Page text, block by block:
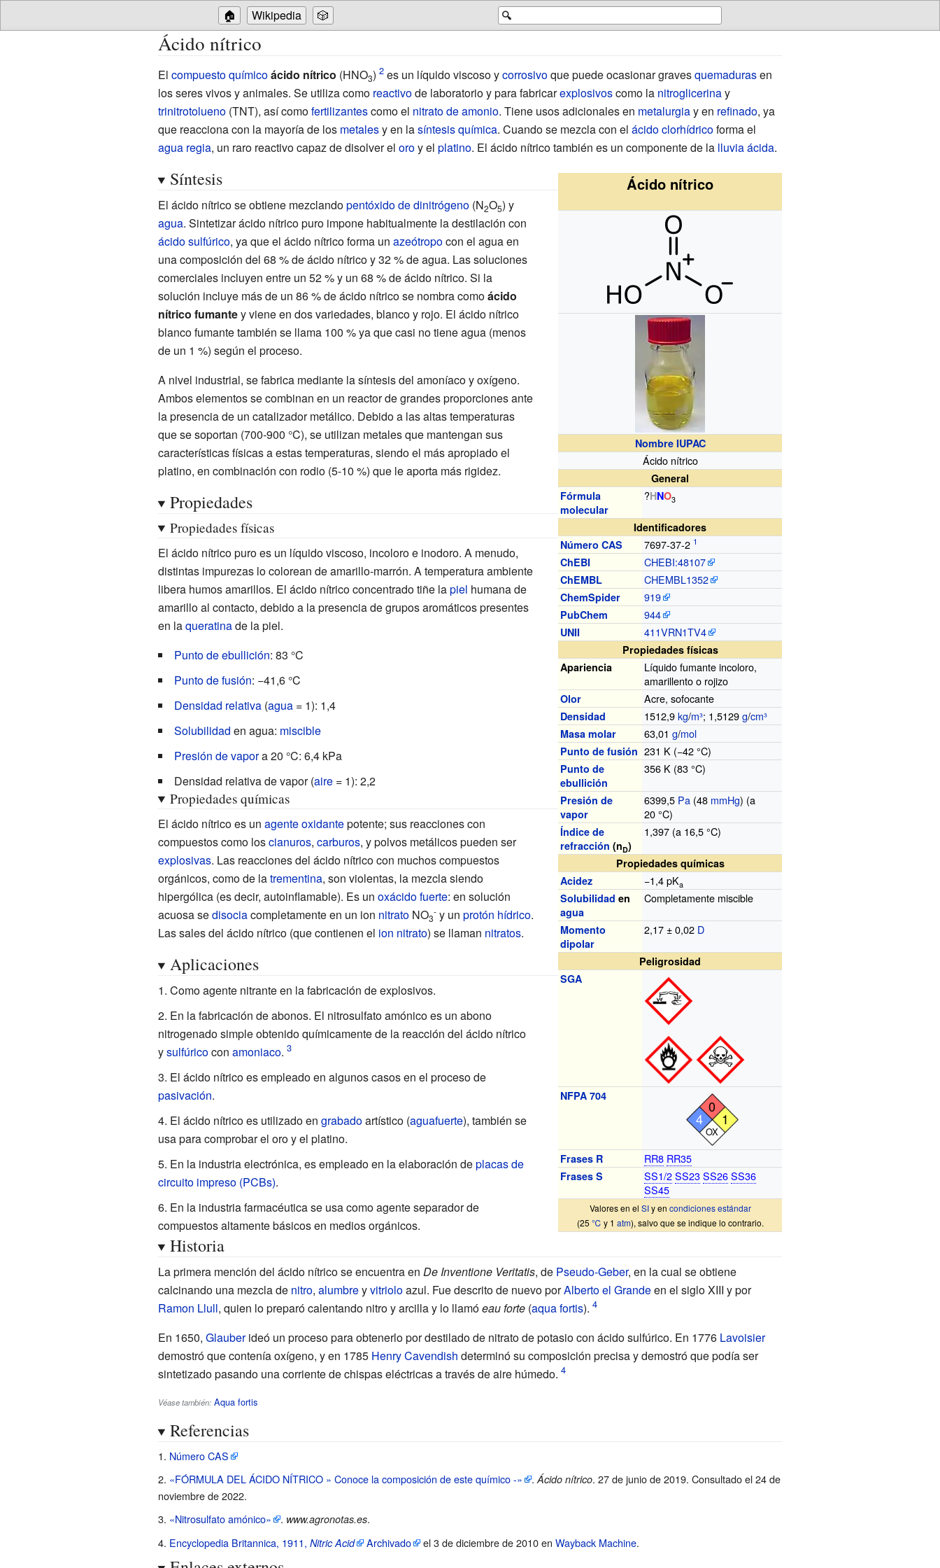
🔍
🏠 Wikipedia 🎲
Ácido nítrico
El compuesto químicoácido nítrico (HNO3) es un líquido viscoso ycorrosivoque puede ocasionar gravesquemadurasen
los seres vivos y animales. Se utiliza como reactivode laboratorio y para fabricarexplosivoscomo la nitroglicerinay
trinitrotolueno(TNT), así comofertilizantescomo el nitrato de amonio. Tiene usos adicionales en metalurgiay en refinado, ya
que reacciona con la mayoría de los metalesy en lasíntesis química. Cuando se mezcla con el ácido clorhídricoforma el
agua regia, un raro reactivo capaz de disolver el oroy el platino. El ácido nítrico también es un componente de la lluvia ácida.
Ácido nítrico
Nombre IUPAC
Ácido nítrico
General
Fórmula
molecular
?HNO3
Identificadores
Número CAS
7697-37-2
ChEBI CHEBI:48107
ChEMBL CHEMBL1352
ChemSpider 919
PubChem 944
UNII 411VRN1TV4
Propiedades físicas
Apariencia
Líquido fumante incoloro,
amarillento o rojizo
Olor Acre, sofocante
Densidad 1512,9 kg/m³; 1,5129 g/cm³
Masa molar 63,01g/mol
Punto de fusión 231 K (−42 °C)
Punto de
ebullición
356 K (83 °C)
Presión de
vapor
6399,5 Pa (48 mmHg) (a
20 °C)
Índice de
refracción (nD)
1,397 (a 16,5 °C)
Propiedades químicas
Acidez
−1,4 pKa
Solubilidad en
agua
Completamente miscible
Momento
dipolar
2,17 ± 0,02 D
Peligrosidad
SGA
NFPA 704
0
4 1
OX
Frases R RR8 RR35
Frases S SS1/2 SS23 SS26 SS36
SS45
Valores en el SIy en condiciones estándar
(25 ℃ y 1 atm), salvo que se indique lo contrario.
Síntesis
El ácido nítrico se obtiene mezclandopentóxido de dinitrógeno(N2O5) y
agua. Sintetizar ácido nítrico puro impone habitualmente la destilación con
ácido sulfúrico, ya que el ácido nítrico forma un azeótropocon el agua en
una composición del 68 % de ácido nítrico y 32% de agua. Las soluciones
comerciales incluyen entre un 52% y un 68 % de ácido nítrico. Si la
solución incluye más de un 86% de ácido nítrico se nombra comoácido
nítrico fumantey viene en dos variedades, blanco y rojo. El ácido nítrico
blanco fumante también se llama 100 % ya que casi no tiene agua (menos
de un 1 %) según el proceso.
A nivel industrial, se fabrica mediante la síntesis del amoníaco y oxígeno.
Ambos elementos se combinan en un reactor de grandes proporciones ante
la presencia de un catalizador metálico. Debido a las altas temperaturas
que se soportan (700-900 °C), se utilizan metales que mantengan sus
características físicas a estas temperaturas, siendo el más apropiado el
platino, en combinación con rodio (5-10 %) que le aporta más rigidez.
Propiedades
Propiedades físicas
El ácido nítrico puro es un líquido viscoso, incoloro e inodoro. A menudo,
distintas impurezas lo colorean de amarillo-marrón. A temperatura ambiente
libera humos amarillos. El ácido nítrico concentrado tiñe lapiel humana de
amarillo al contacto, debido a la presencia de grupos aromáticos presentes
en laqueratinade la piel.
Punto de ebullición: 83 °C
Punto de fusión: −41,6 °C
Densidad relativa(agua= 1): 1,4
Solubilidad en agua: miscible
Presión de vapora 20 °C: 6,4 kPa
Densidad relativa de vapor (aire= 1): 2,2
Propiedades químicas
El ácido nítrico es un agente oxidantepotente; sus reacciones con
compuestos como loscianuros, carburos, y polvos metálicos pueden ser
explosivas. Las reacciones del ácido nítrico con muchos compuestos
orgánicos, como de latrementina, son violentas, la mezcla siendo
hipergólica (es decir, autoinflamable). Es un oxácidofuerte: en solución
acuosa sedisociacompletamente en un ion nitratoNO3
-y un protón hídrico.
Las sales del ácido nítrico (que contienen el ion nitrato) se llaman nitratos.
Aplicaciones
Como agente nitrante en la fabricación de explosivos.
En la fabricación de abonos. El nitrosulfato amónico es un abono
nitrogenado simple obtenido químicamente de la reacción del ácido nítrico
ysulfúricocon amoniaco.
El ácido nítrico es empleado en algunos casos en el proceso de
pasivación.
El ácido nítrico es utilizado en grabadoartístico (aguafuerte), también se
usa para comprobar el oro y el platino.
En la industria electrónica, es empleado en la elaboración deplacas de
circuito impreso (PCBs).
En la industria farmacéutica se usa como agente separador de
compuestos altamente básicos en medios orgánicos.
Historia
La primera mención del ácido nítrico se encuentra en De Inventione Veritatis, de Pseudo-Geber, en la cual se obtiene
calcinando una mezcla de nitro, alumbreyvitrioloazul. Fue descrito de nuevo porAlberto el Grandeen el siglo XIII y por
Ramon Llull, quien lo preparó calentando nitro y arcilla y lo llamóeau forte(aqua fortis).
En 1650, Glauberideó un proceso para obtenerlo por destilado de nitrato de potasio con ácido sulfúrico. En 1776 Lavoisier
demostró que contenía oxígeno, y en 1785 Henry Cavendish determinó su composición precisa y demostró que podía ser
sintetizado pasando una corriente de chispas eléctricas a través de aire húmedo.
Véase también: Aqua fortis
Referencias
Número CAS
«FÓRMULA DEL ÁCIDO NÍTRICO » Conoce la composición de este químico -» . Ácido nítrico. 27 de junio de 2019. Consultado el 24 de
noviembre de 2022.
«Nitrosulfato amónico»
. www.agronotas.es.
Encyclopedia Britannica, 1911, Nitric Acid Archivado el 3 de diciembre de 2010 en Wayback Machine.